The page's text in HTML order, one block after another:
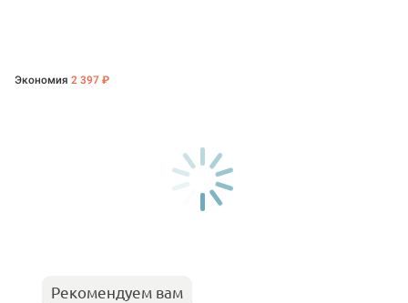
Экономия 2 397 ₽
Рекомендуем вам